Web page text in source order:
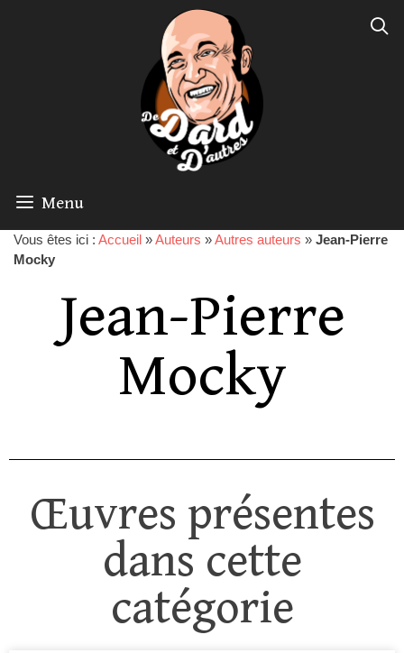
Menu
Vous êtes ici : Accueil »Auteurs »Autres auteurs » Jean-Pierre
Mocky
Jean-Pierre
Mocky
Œuvres présentes
dans cette
catégorie